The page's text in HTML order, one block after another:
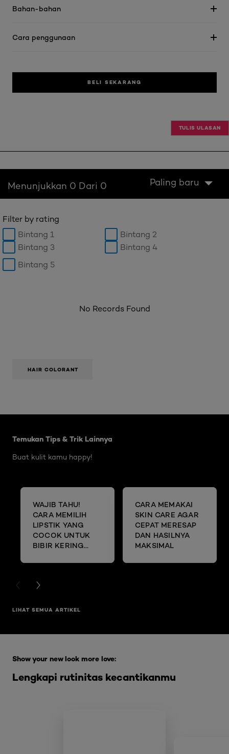
Bahan-bahan
Cara penggunaan
BELI SEKARANG
TULIS ULASAN
Menunjukkan 0 Dari 0 Paling baru
Filter by rating
Bintang 1
Bintang 2
Bintang 3
Bintang 4
Bintang 5
No Records Found
HAIR COLORANT
Temukan Tips & Trik Lainnya
Buat kulit kamu happy!
WAJIB TAHU!
CARA MEMILIH
LIPSTIK YANG
COCOK UNTUK
BIBIR KERING
CARA MEMAKAI
SKIN CARE AGAR
CEPAT MERESAP
DAN HASILNYA
MAKSIMAL
PREVIOUS CARD
NEXT CARD
LIHAT SEMUA ARTIKEL
Lengkapi rutinitas kecantikanmu
Show your new look more love: